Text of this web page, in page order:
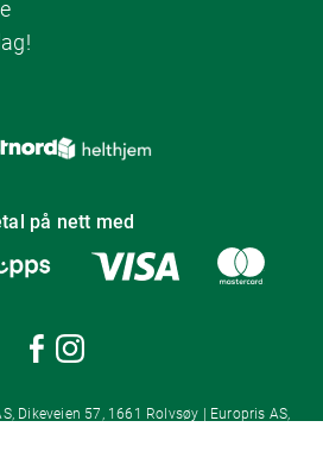
på nett med
Dikeveien 57, 1661 Rolvsøy | Europris AS,